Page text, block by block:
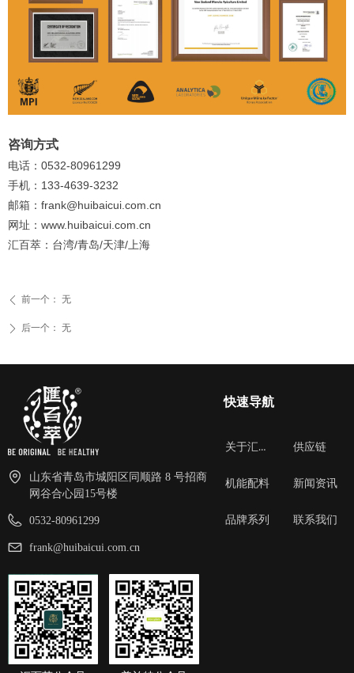
咨询方式
电话：0532-80961299
手机：133-4639-3232
邮箱：frank@huibaicui.com.cn
网址：www.huibaicui.com.cn
汇百萃：台湾/青岛/天津/上海
ꄴ 前一个： 无
ꄲ 后一个： 无
山东省青岛市城阳区同顺路 8 号招商
网谷合心园15号楼
0532-80961299
frank@huibaicui.com.cn
关于汇百萃
机能配料
品牌系列
供应链
新闻资讯
联系我们
快速导航